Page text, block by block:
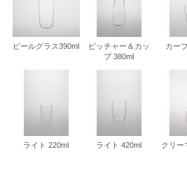
ビールグラス390ml
ピッチャー＆カッ
プ 380ml
カー
ライト 220ml ライト 420ml クリー